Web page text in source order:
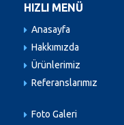
HIZLI MENÜ
Anasayfa
Hakkımızda
Ürünlerimiz
Referanslarımız
Foto Galeri